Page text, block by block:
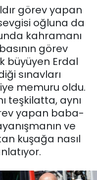
görev yapan
oğluna da
kahramanı
görev
büyüyen Erdal
sınavları
memuru oldu.
teşkilatta, aynı
yapan baba-
ve
kuşağa nasıl